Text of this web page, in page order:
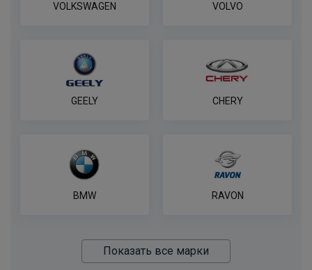
VOLKSWAGEN VOLVO
GEELY CHERY
BMW RAVON
Показать все марки